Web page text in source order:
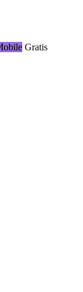
Gratis